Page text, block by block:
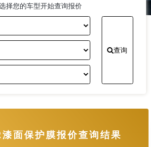
择您的车型开始查询报价
查询
面保护膜报价查询结果